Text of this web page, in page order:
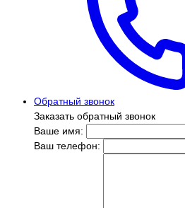
Обратный звонок
Заказать обратный звонок
Ваше имя:
Ваш телефон: